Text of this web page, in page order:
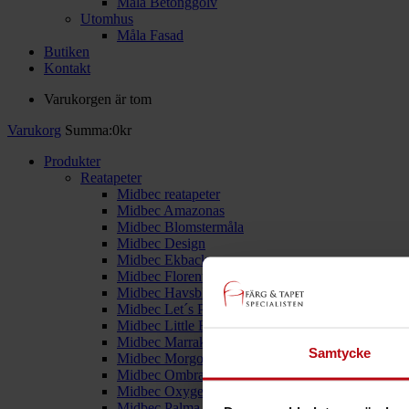
Samtycke
Utomhus
Måla Fasad
Butiken
Kontakt
Varukorgen är tom
Varukorg Summa:0kr
Produkter
Reatapeter
Midbec reatapeter
Midbec Amazonas
Midbec Blomstermåla
Midbec Design
Midbec Ekbacka
Midbec Florentina
Midbec Havsblick
Midbec Let´s Play
Midbec Little Bandits
Midbec Marrakech
Midbec Morgongåva
Midbec Ombra
Midbec Oxygen